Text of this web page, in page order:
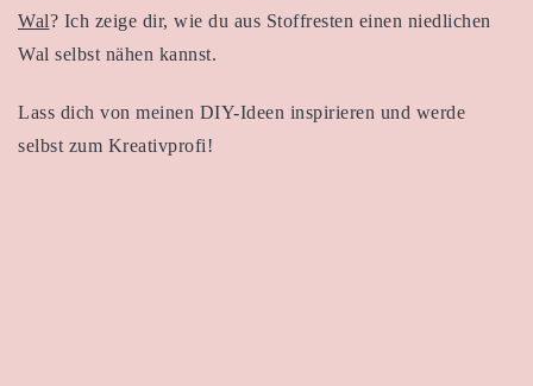
Wal? Ich zeige dir, wie du aus Stoffresten einen niedlichen
Wal selbst nähen kannst.
Lass dich von meinen DIY-Ideen inspirieren und werde
selbst zum Kreativprofi!